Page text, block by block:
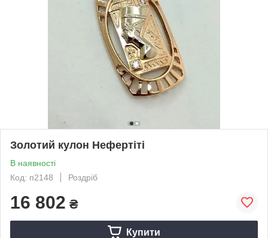
Золотий кулон Нефертіті
В наявності
Код: п2148
Роздріб
16 802 ₴
Купити